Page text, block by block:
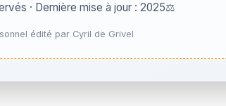
· Dernière mise à jour : 2025⚖️
édité par Cyril de Grivel